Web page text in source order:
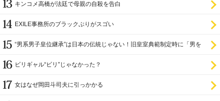
キンコメ高橋が法廷で母親の自殺を告白
EXILE事務所のブラックぶりがスゴい
“男系男子皇位継承”は日本の伝統じゃない！旧皇室典範制定時に「男を
ビリギャル“ビリ”じゃなかった？
女はなぜ岡田斗司夫に引っかかる